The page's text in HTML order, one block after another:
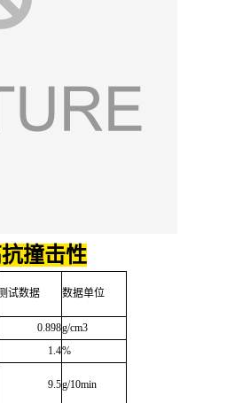
撞击性
试数据 数据单位
0.898g/cm3
1.4%
9.5g/10min